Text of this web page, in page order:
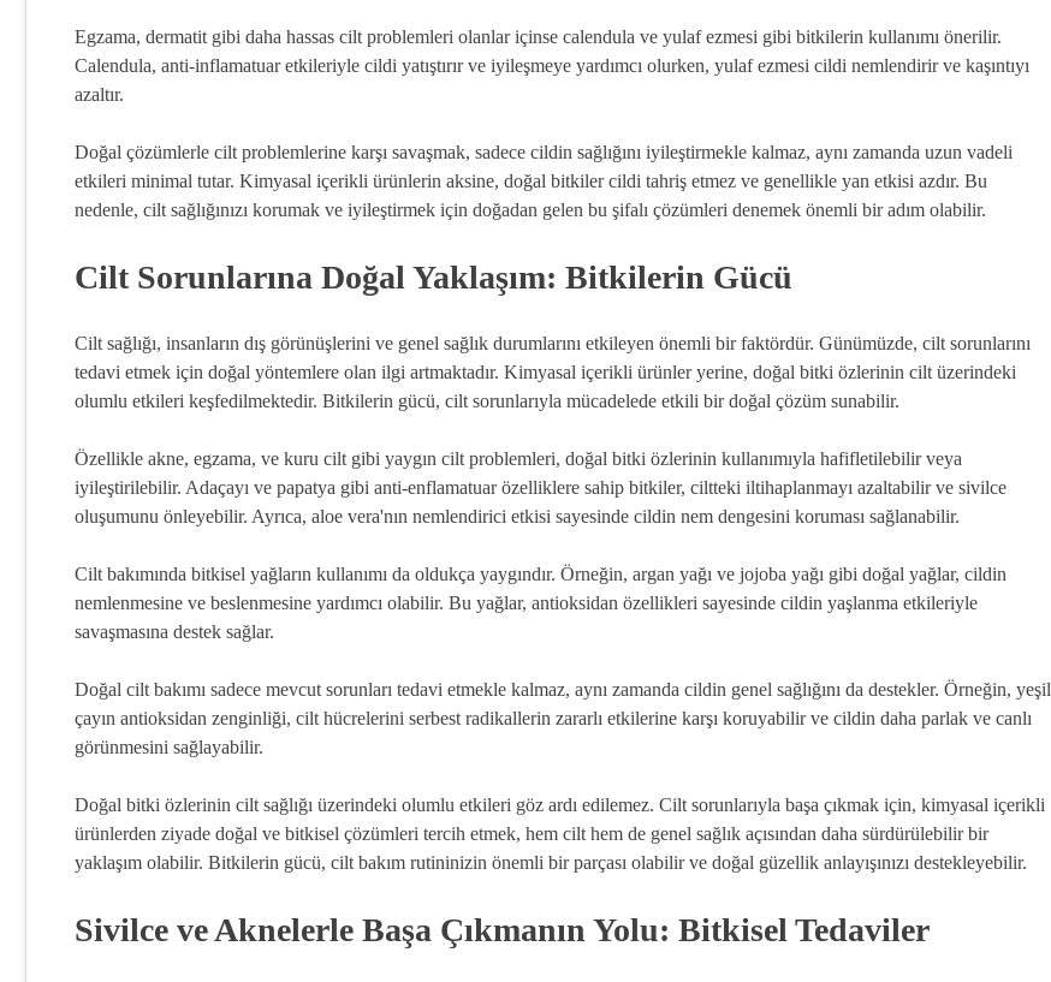
Egzama, dermatit gibi daha hassas cilt problemleri olanlar içinse calendula ve yulaf ezmesi gibi bitkilerin kullanımı önerilir.
Calendula, anti-inflamatuar etkileriyle cildi yatıştırır ve iyileşmeye yardımcı olurken, yulaf ezmesi cildi nemlendirir ve kaşıntıyı
azaltır.
Doğal çözümlerle cilt problemlerine karşı savaşmak, sadece cildin sağlığını iyileştirmekle kalmaz, aynı zamanda uzun vadeli
etkileri minimal tutar. Kimyasal içerikli ürünlerin aksine, doğal bitkiler cildi tahriş etmez ve genellikle yan etkisi azdır. Bu
nedenle, cilt sağlığınızı korumak ve iyileştirmek için doğadan gelen bu şifalı çözümleri denemek önemli bir adım olabilir.
Cilt Sorunlarına Doğal Yaklaşım: Bitkilerin Gücü
Cilt sağlığı, insanların dış görünüşlerini ve genel sağlık durumlarını etkileyen önemli bir faktördür. Günümüzde, cilt sorunlarını
tedavi etmek için doğal yöntemlere olan ilgi artmaktadır. Kimyasal içerikli ürünler yerine, doğal bitki özlerinin cilt üzerindeki
olumlu etkileri keşfedilmektedir. Bitkilerin gücü, cilt sorunlarıyla mücadelede etkili bir doğal çözüm sunabilir.
Özellikle akne, egzama, ve kuru cilt gibi yaygın cilt problemleri, doğal bitki özlerinin kullanımıyla hafifletilebilir veya
iyileştirilebilir. Adaçayı ve papatya gibi anti-enflamatuar özelliklere sahip bitkiler, ciltteki iltihaplanmayı azaltabilir ve sivilce
oluşumunu önleyebilir. Ayrıca, aloe vera'nın nemlendirici etkisi sayesinde cildin nem dengesini koruması sağlanabilir.
Cilt bakımında bitkisel yağların kullanımı da oldukça yaygındır. Örneğin, argan yağı ve jojoba yağı gibi doğal yağlar, cildin
nemlenmesine ve beslenmesine yardımcı olabilir. Bu yağlar, antioksidan özellikleri sayesinde cildin yaşlanma etkileriyle
savaşmasına destek sağlar.
Doğal cilt bakımı sadece mevcut sorunları tedavi etmekle kalmaz, aynı zamanda cildin genel sağlığını da destekler. Örneğin, yeşil
çayın antioksidan zenginliği, cilt hücrelerini serbest radikallerin zararlı etkilerine karşı koruyabilir ve cildin daha parlak ve canlı
görünmesini sağlayabilir.
Doğal bitki özlerinin cilt sağlığı üzerindeki olumlu etkileri göz ardı edilemez. Cilt sorunlarıyla başa çıkmak için, kimyasal içerikli
ürünlerden ziyade doğal ve bitkisel çözümleri tercih etmek, hem cilt hem de genel sağlık açısından daha sürdürülebilir bir
yaklaşım olabilir. Bitkilerin gücü, cilt bakım rutininizin önemli bir parçası olabilir ve doğal güzellik anlayışınızı destekleyebilir.
Sivilce ve Aknelerle Başa Çıkmanın Yolu: Bitkisel Tedaviler